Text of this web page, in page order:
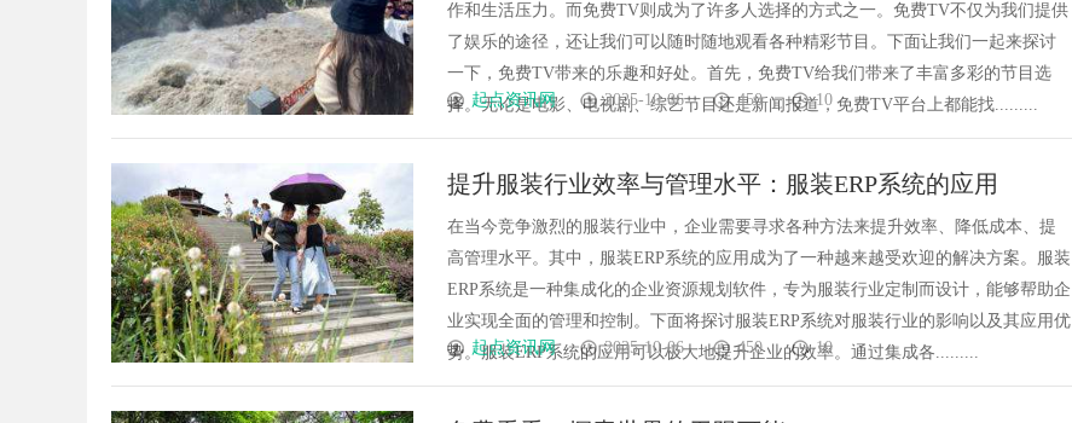
作和生活压力。而免费TV则成为了许多人选择的方式之一。免费TV不仅为我们提供
了娱乐的途径，还让我们可以随时随地观看各种精彩节目。下面让我们一起来探讨
一下，免费TV带来的乐趣和好处。首先，免费TV给我们带来了丰富多彩的节目选
择。无论是电影、电视剧、综艺节目还是新闻报道，免费TV平台上都能找.........
起点资讯网 2025-10-06 450 10
提升服装行业效率与管理水平：服装ERP系统的应用
在当今竞争激烈的服装行业中，企业需要寻求各种方法来提升效率、降低成本、提
高管理水平。其中，服装ERP系统的应用成为了一种越来越受欢迎的解决方案。服装
ERP系统是一种集成化的企业资源规划软件，专为服装行业定制而设计，能够帮助企
业实现全面的管理和控制。下面将探讨服装ERP系统对服装行业的影响以及其应用优
势。服装ERP系统的应用可以极大地提升企业的效率。通过集成各.........
起点资讯网 2025-10-06 450 10